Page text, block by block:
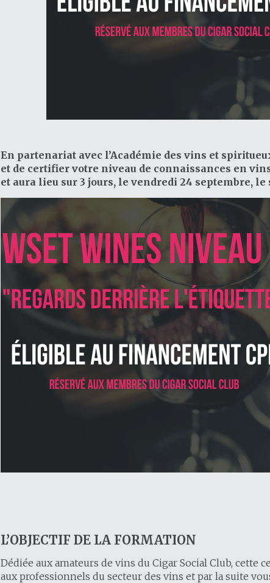
En partenariat avec l’Académie des vins et
et de certifier votre niveau de connaissances en
et aura lieu sur 3 jours, le vendredi 24 septembre,
L’OBJECTIF DE LA FORMATION
Dédiée aux amateurs de vins du Cigar Social Club,
aux professionnels du secteur des vins et par la suite